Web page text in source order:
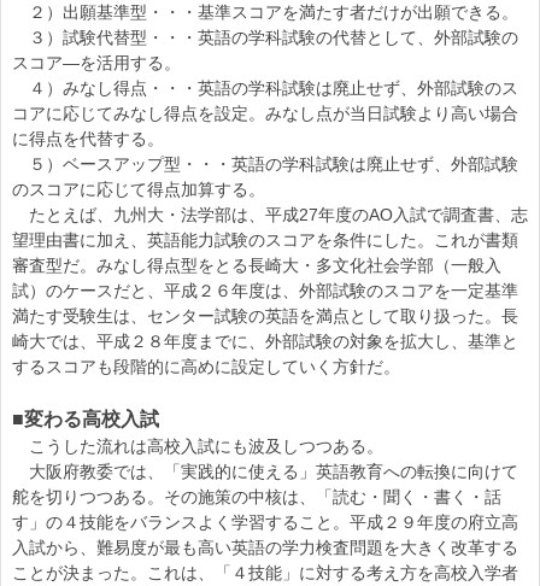
２）出願基準型・・・基準スコアを満たす者だけが出願できる。
３）試験代替型・・・英語の学科試験の代替として、外部試験の
スコア―を活用する。
４）みなし得点・・・英語の学科試験は廃止せず、外部試験のス
コアに応じてみなし得点を設定。みなし点が当日試験より高い場合
に得点を代替する。
５）ベースアップ型・・・英語の学科試験は廃止せず、外部試験
のスコアに応じて得点加算する。
たとえば、九州大・法学部は、平成27年度のAO入試で調査書、志
望理由書に加え、英語能力試験のスコアを条件にした。これが書類
審査型だ。みなし得点型をとる長崎大・多文化社会学部（一般入
試）のケースだと、平成２６年度は、外部試験のスコアを一定基準
満たす受験生は、センター試験の英語を満点として取り扱った。長
崎大では、平成２８年度までに、外部試験の対象を拡大し、基準と
するスコアも段階的に高めに設定していく方針だ。
■変わる高校入試
こうした流れは高校入試にも波及しつつある。
大阪府教委では、「実践的に使える」英語教育への転換に向けて
舵を切りつつある。その施策の中核は、「読む・聞く・書く・話
す」の４技能をバランスよく学習すること。平成２９年度の府立高
入試から、難易度が最も高い英語の学力検査問題を大きく改革する
ことが決まった。これは、「４技能」に対する考え方を高校入学者